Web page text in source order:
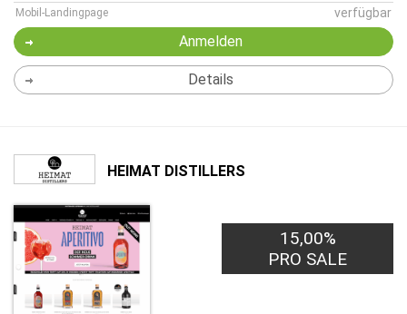
Mobil-Landingpage verfügbar
Anmelden
Details
HEIMAT DISTILLERS
15,00%
PRO SALE